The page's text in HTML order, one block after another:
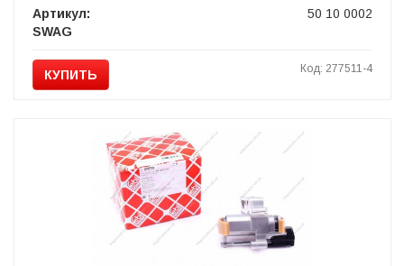
Артикул:
50 10 0002
SWAG
КУПИТЬ Код: 277511-4